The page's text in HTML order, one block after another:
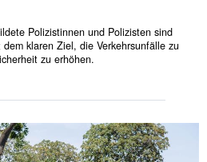
Polizistinnen und Polizisten sind
klaren Ziel, die Verkehrsunfälle zu
zu erhöhen.